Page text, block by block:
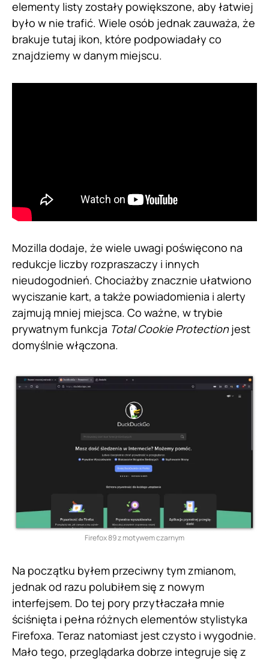
elementy listy zostały powiększone, aby łatwiej
było w nie trafić. Wiele osób jednak zauważa, że
brakuje tutaj ikon, które podpowiadały co
znajdziemy w danym miejscu.
Mozilla dodaje, że wiele uwagi poświęcono na
redukcje liczby rozpraszaczy i innych
nieudogodnień. Chociażby znacznie ułatwiono
wyciszanie kart, a także powiadomienia i alerty
zajmują mniej miejsca. Co ważne, w trybie
prywatnym funkcja Total Cookie Protectionjest
domyślnie włączona.
Firefox 89 z motywem czarnym
Na początku byłem przeciwny tym zmianom,
jednak od razu polubiłem się z nowym
interfejsem. Do tej pory przytłaczała mnie
ściśnięta i pełna różnych elementów stylistyka
Firefoxa. Teraz natomiast jest czysto i wygodnie.
Mało tego, przeglądarka dobrze integruje się z